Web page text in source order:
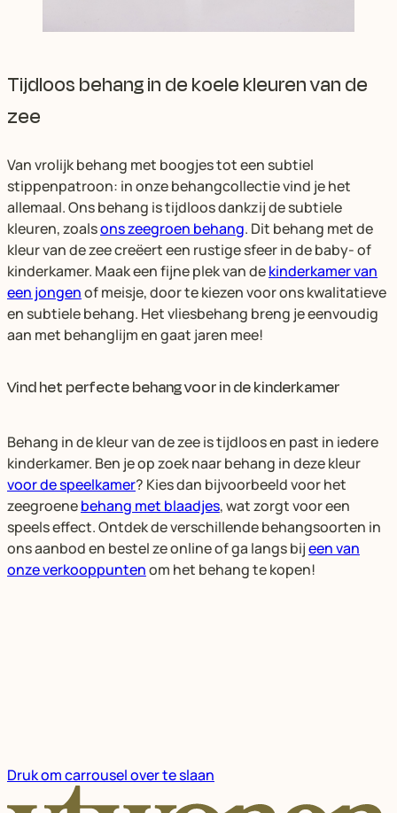
Tijdloos behang in de koele kleuren van de
zee
Van vrolijk behang met boogjes tot een subtiel
stippenpatroon: in onze behangcollectie vind je het
allemaal. Ons behang is tijdloos dankzij de subtiele
kleuren, zoalsons zeegroen behang. Dit behang met de
kleur van de zee creëert een rustige sfeer in de baby- of
kinderkamer. Maak een fijne plek van dekinderkamer van
een jongenof meisje, door te kiezen voor ons kwalitatieve
en subtiele behang. Het vliesbehang breng je eenvoudig
aan met behanglijm en gaat jaren mee!
Vind het perfecte behang voor in de kinderkamer
Behang in de kleur van de zee is tijdloos en past in iedere
kinderkamer. Ben je op zoek naar behang in deze kleur
voor de speelkamer? Kies dan bijvoorbeeld voor het
zeegroenebehang met blaadjes, wat zorgt voor een
speels effect. Ontdek de verschillende behangsoorten in
ons aanbod en bestel ze online of ga langs bijeen van
onze verkooppuntenom het behang te kopen!
Druk om carrousel over te slaan